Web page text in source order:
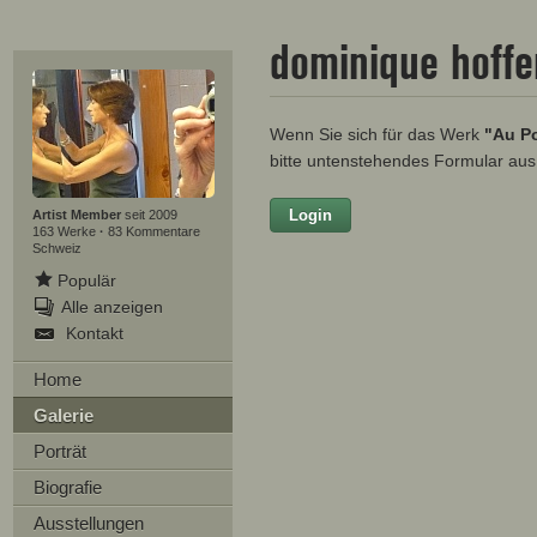
Artist Memberseit 2009
163 Werke · 83 Kommentare
Schweiz
Populär
Alle anzeigen
Kontakt
Home
Galerie
Porträt
Biografie
Ausstellungen
dominique
Wenn Sie sich für das Werk "Au
bitte untenstehendes Formular
Login